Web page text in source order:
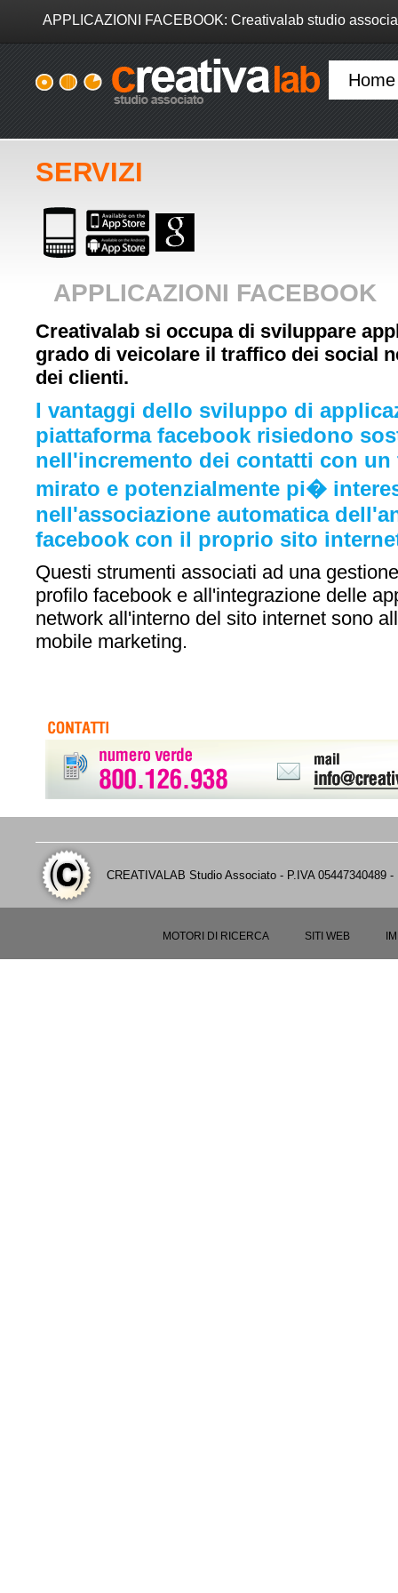
APPLICAZIONI FACEBOOK: Creativalab studio
Home
SERVIZI
APPLICAZIONI FACEBOOK
Creativalab si occupa di sviluppare
grado di veicolare il traffico dei social
dei clienti.
I vantaggi dello sviluppo di
piattaforma facebook risiedono
nell'incremento dei contatti con
mirato e potenzialmente pi�
nell'associazione automatica
facebook con il proprio sito
Questi strumenti associati ad una
profilo facebook e all'integrazione delle
network all'interno del sito internet sono
mobile marketing.
CREATIVALAB Studio Associato - P.IVA
MOTORI DI RICERCA SITI WEB